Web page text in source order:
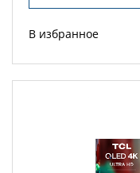
В избранное